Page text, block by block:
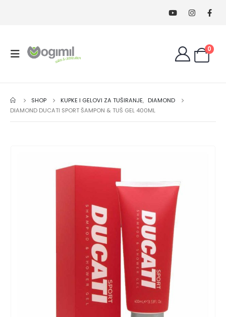
0
SHOP KUPKE I GELOVI ZA TUŠIRANJE, DIAMOND
DIAMOND DUCATI SPORT ŠAMPON & TUŠ GEL 400ML